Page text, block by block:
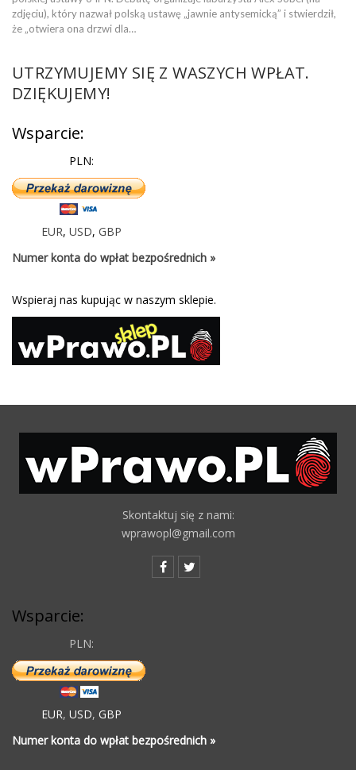
zdjęciu), który nazwał polską ustawę „jawnie antysemicką” i stwierdził,
że „otwiera ona drzwi dla…
UTRZYMUJEMY SIĘ Z WASZYCH WPŁAT.
DZIĘKUJEMY!
Wsparcie:
PLN:
EUR, USD, GBP
Numer konta do wpłat bezpośrednich »
Wspieraj nas kupując w naszym sklepie.
Skontaktuj się z nami:
wprawopl@gmail.com
Wsparcie:
PLN:
EUR, USD, GBP
Numer konta do wpłat bezpośrednich »